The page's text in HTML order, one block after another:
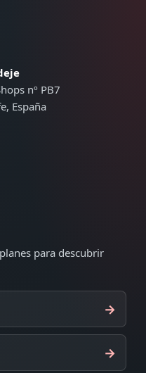
nº PB7
España
para descubrir
→
→